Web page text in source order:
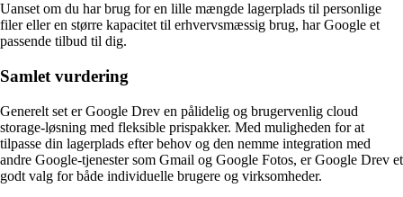
Uanset om du har brug for en lille mængde lagerplads til personlige
filer eller en større kapacitet til erhvervsmæssig brug, har Google et
passende tilbud til dig.
Samlet vurdering
Generelt set er Google Drev en pålidelig og brugervenlig cloud
storage-løsning med fleksible prispakker. Med muligheden for at
tilpasse din lagerplads efter behov og den nemme integration med
andre Google-tjenester som Gmail og Google Fotos, er Google Drev et
godt valg for både individuelle brugere og virksomheder.